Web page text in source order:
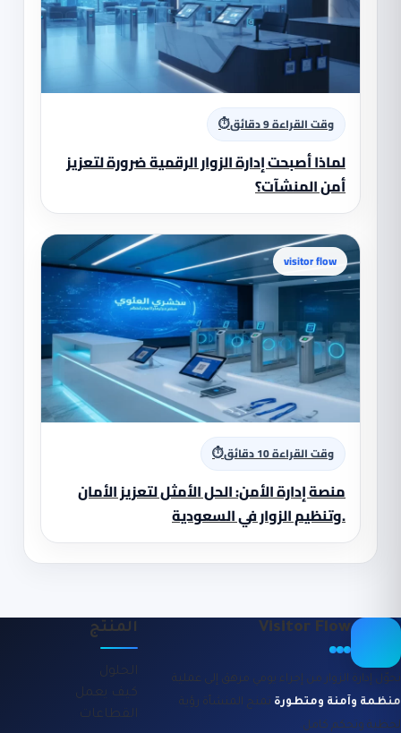
⏱ وقت القراءة 9 دقائق
لماذا أصبحت إدارة الزوار الرقمية ضرورة لتعزيز
أمن المنشآت؟
visitor flow
⏱ وقت القراءة 10 دقائق
منصة إدارة الأمن: الحل الأمثل لتعزيز الأمان
وتنظيم الزوار في السعودية.
Visitor Flow
نحوّل إدارة الزوار من إجراء يومي مرهق إلى عملية
منظمة وآمنة ومتطورة تمنح المنشأة رؤية
لحظية وتحكم كامل.
المنتج
الحلول
كيف يعمل
القطاعات